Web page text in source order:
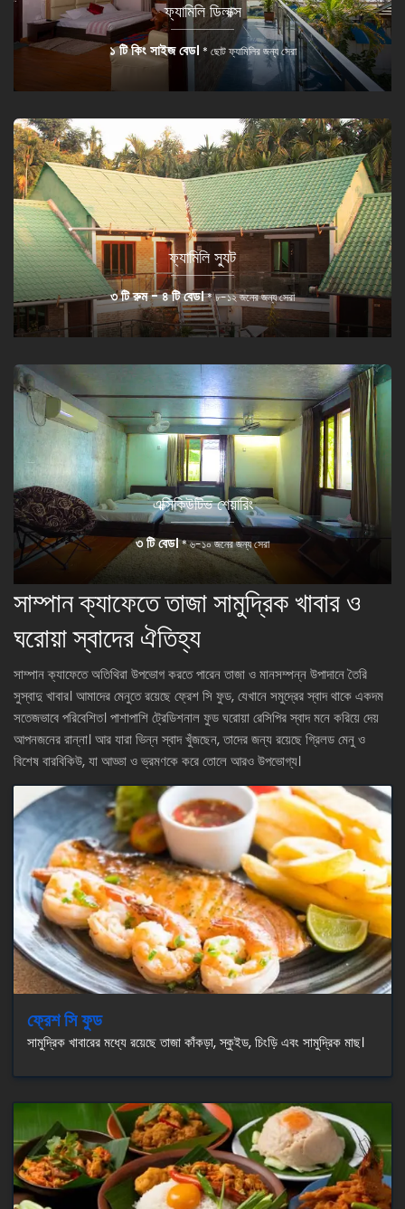
ফ্যামিলি ডিলাক্স
১ টি কিং সাইজ বেড। * ছোট ফ্যামিলির জন্য সেরা
ফ্যামিলি স্যুট
৩ টি রুম - ৪ টি বেড।* ৮-১২ জনের জন্য সেরা
এক্সিকিউটিভ শেয়ারিং
৩ টি বেড।* ৬-১০ জনের জন্য সেরা
সাম্পান ক্যাফেতে তাজা সামুদ্রিক খাবার ও
ঘরোয়া স্বাদের ঐতিহ্য
সাম্পান ক্যাফেতে অতিথিরা উপভোগ করতে পারেন তাজা ও মানসম্পন্ন উপাদানে তৈরি
সুস্বাদু খাবার। আমাদের মেনুতে রয়েছে ফ্রেশ সি ফুড, যেখানে সমুদ্রের স্বাদ থাকে একদম
সতেজভাবে পরিবেশিত। পাশাপাশি ট্রেডিশনাল ফুড ঘরোয়া রেসিপির স্বাদ মনে করিয়ে দেয়
আপনজনের রান্না। আর যারা ভিন্ন স্বাদ খুঁজছেন, তাদের জন্য রয়েছে গ্রিলড মেনু ও
বিশেষ বারবিকিউ, যা আড্ডা ও ভ্রমণকে করে তোলে আরও উপভোগ্য।
ফ্রেশ সি ফুড
সামুদ্রিক খাবারের মধ্যে রয়েছে তাজা কাঁকড়া, স্কুইড, চিংড়ি এবং সামুদ্রিক মাছ।